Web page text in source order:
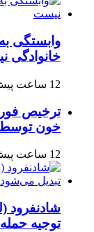
وابستگی
خانوادگی
12 ساعت پیش
ترخیص
خون توسط
12 ساعت پیش
شادنفرود
توجیه